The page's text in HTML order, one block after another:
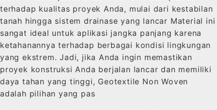
terhadap kualitas proyek Anda, mulai dari kestabilan
tanah hingga sistem drainase yang lancar Material ini
sangat ideal untuk aplikasi jangka panjang karena
ketahanannya terhadap berbagai kondisi lingkungan
yang ekstrem. Jadi, jika Anda ingin memastikan
proyek konstruksi Anda berjalan lancar dan memiliki
daya tahan yang tinggi, Geotextile Non Woven
adalah pilihan yang pas